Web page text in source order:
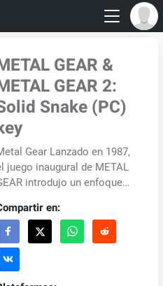
GEAR &
GEAR 2:
Snake (PC)
Gear Lanzado en 1987,
juego inaugural de METAL
introdujo un enfoque
el combate directo.
Este conc...
en: